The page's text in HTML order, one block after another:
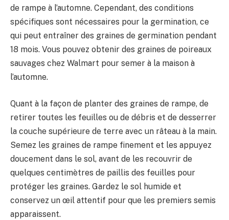
de rampe à l’automne. Cependant, des conditions
spécifiques sont nécessaires pour la germination, ce
qui peut entraîner des graines de germination pendant
18 mois. Vous pouvez obtenir des graines de poireaux
sauvages chez Walmart pour semer à la maison à
l’automne.
Quant à la façon de planter des graines de rampe, de
retirer toutes les feuilles ou de débris et de desserrer
la couche supérieure de terre avec un râteau à la main.
Semez les graines de rampe finement et les appuyez
doucement dans le sol, avant de les recouvrir de
quelques centimètres de paillis des feuilles pour
protéger les graines. Gardez le sol humide et
conservez un œil attentif pour que les premiers semis
apparaissent.